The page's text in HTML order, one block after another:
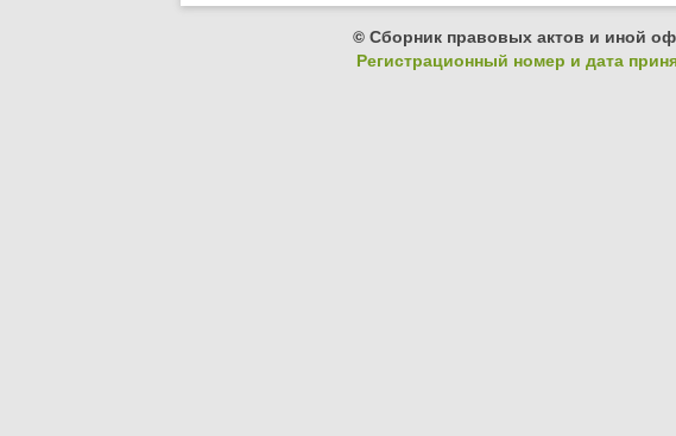
© Сборник правовых актов и иной
Регистрационный номер и дата